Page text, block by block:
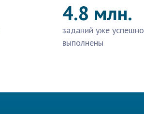
4.8 млн.
заданий уже успешно
выполнены